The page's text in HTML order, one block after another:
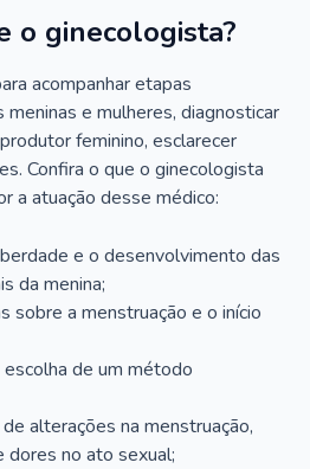
o ginecologista?
acompanhar etapas
e mulheres, diagnosticar
feminino, esclarecer
Confira o que o ginecologista
a atuação desse médico:
e o desenvolvimento das
da menina;
sobre a menstruação e o início
de um método
alterações na menstruação,
dores no ato sexual;